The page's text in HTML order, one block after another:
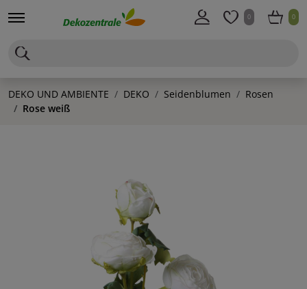
0 0
DEKO UND AMBIENTE DEKO Seidenblumen
Rosen
Rose weiß